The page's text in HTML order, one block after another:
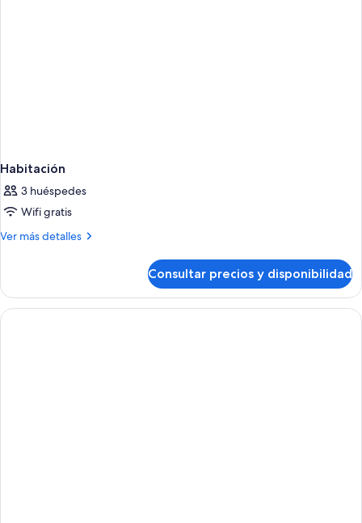
Habitación
3 huéspedes
Wifi gratis
Ver más detalles
Más
Consultar precios y disponibilidad